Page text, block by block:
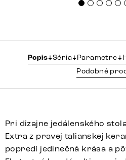
Popis Séria Parametre
Podobné
Pri dizajne jedálenského
Extra z pravej talianskej
popredí jedinečná krása a